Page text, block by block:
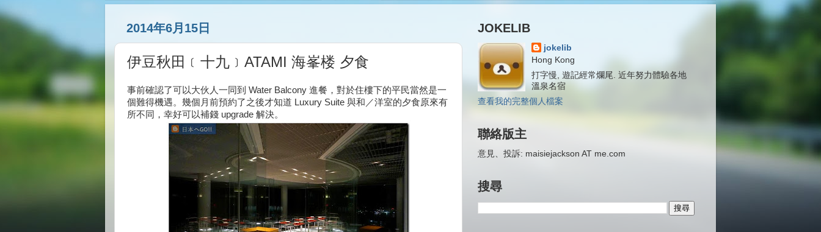
2014年6月15日
伊豆秋田﹝十九﹞ATAMI 海峯楼 夕食
事前確認了可以大伙人一同到 Water Balcony 進餐，對於住樓下的平民當然是一
個難得機遇。幾個月前預約了之後才知道 Luxury Suite 與和／洋室的夕食原來有
所不同，幸好可以補錢 upgrade 解決。
JOKELIB
jokelib
Hong Kong
打字慢, 遊記經常爛尾. 近年努力體驗各地
溫泉名宿
查看我的完整個人檔案
聯絡版主
意見、投訴: maisiejackson AT me.com
搜尋